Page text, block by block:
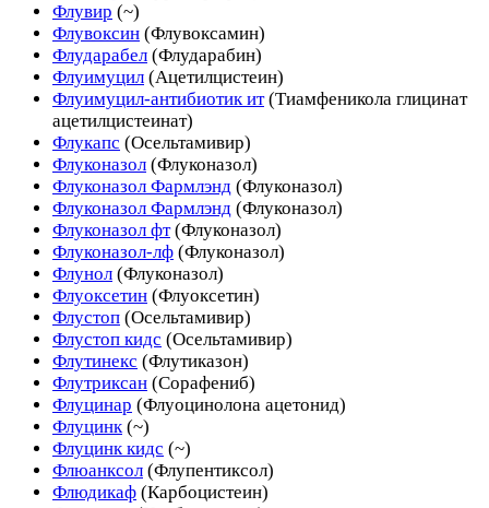
Флувир (~)
Флувоксин (Флувоксамин)
Флударабел (Флударабин)
Флуимуцил (Ацетилцистеин)
Флуимуцил-антибиотик ит (Тиамфеникола глицинат
ацетилцистеинат)
Флукапс (Осельтамивир)
Флуконазол (Флуконазол)
Флуконазол Фармлэнд (Флуконазол)
Флуконазол Фармлэнд (Флуконазол)
Флуконазол фт (Флуконазол)
Флуконазол-лф (Флуконазол)
Флунол (Флуконазол)
Флуоксетин (Флуоксетин)
Флустоп (Осельтамивир)
Флустоп кидс (Осельтамивир)
Флутинекс (Флутиказон)
Флутриксан (Сорафениб)
Флуцинар (Флуоцинолона ацетонид)
Флуцинк (~)
Флуцинк кидс (~)
Флюанксол (Флупентиксол)
Флюдикаф (Карбоцистеин)